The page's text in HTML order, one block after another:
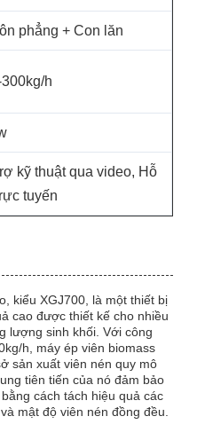
phẳng + Con lăn
h
kỹ thuật qua video, Hỗ
tuyến
kiểu XGJ700, là một thiết bị
cao được thiết kế cho nhiều
lượng sinh khối. Với công
h, máy ép viên biomass
sản xuất viên nén quy mô
tiên tiến của nó đảm bảo
cách tách hiệu quả các
mật độ viên nén đồng đều.